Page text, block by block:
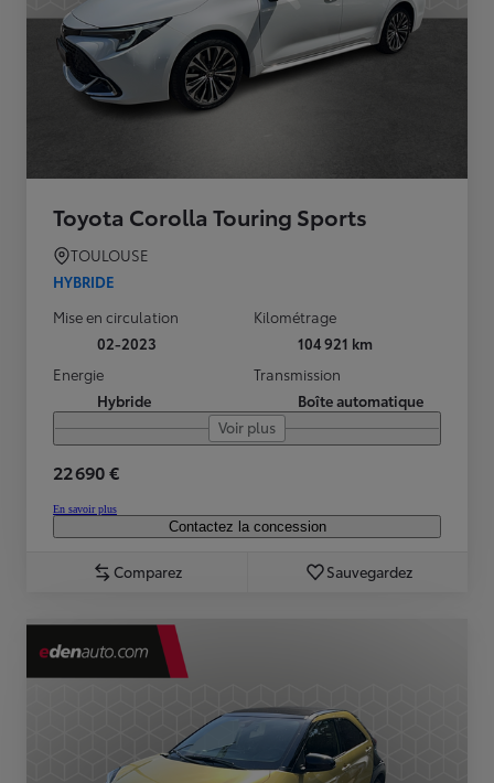
Toyota Corolla Touring Sports
TOULOUSE
HYBRIDE
Mise en circulation
02-2023
Kilométrage
104 921 km
Energie
Hybride
Transmission
Boîte automatique
Voir plus
22 690 €
En savoir plus
Contactez la concession
Comparez Sauvegardez